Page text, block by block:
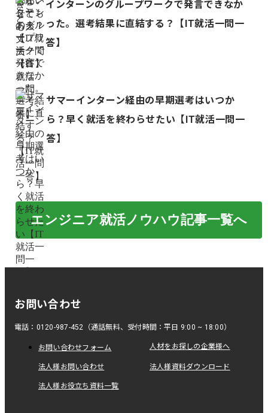
インターンのグループワークで発言できなか
った。選考結果に直結する？【IT就活一問一
答】
サマーインターン経由の早期選考はいつか
ら？早く就活を終わらせたい【IT就活一問一
答】
エンジニア就活ノウハウ記事一覧へ
お問い合わせ
電話：0120-987-452（通話無料、受付時間：平日 9:00 ~ 18:00）
お問い合わせフォーム 人材をお探しの企業様へ
法人様お問い合わせ 法人様資料ダウンロード
法人様お役立ち資料一覧